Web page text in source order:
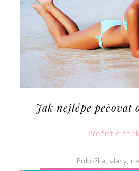
Jak nejlépe pečovat
Přečíst
Pokožka, vlasy,